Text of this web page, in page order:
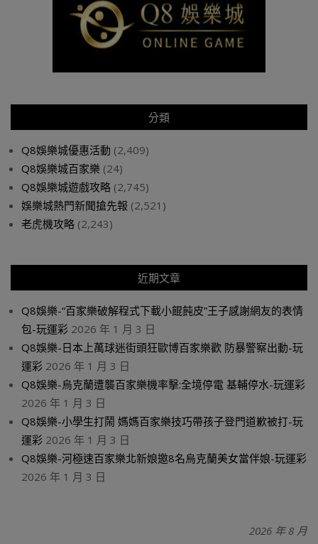
分類
Q8娛樂城優惠活動 (2,409)
Q8娛樂城百家樂 (24)
Q8娛樂城遊戲攻略 (2,745)
娛樂城熱門新聞搶先報 (2,521)
老虎機攻略 (2,243)
近期文章
Q8娛樂-“百家樂破解程式下載小餛飩皮”王子感謝網友的表情
包-玩運彩 2026 年 1 月 3 日
Q8娛樂-日本上萬球迷街頭狂歐博百家樂歡 防暴警察出動-玩
運彩 2026 年 1 月 3 日
Q8娛樂-烏克蘭遭襲百家樂機率擊:全境停電 基輔停水-玩運彩
2026 年 1 月 3 日
Q8娛樂-小學生打鬧 媽媽百家樂技巧帶孩子登門道歉被打-玩
運彩 2026 年 1 月 3 日
Q8娛樂-河極速百家樂北新娘邀8名烏克蘭美女當伴娘-玩運彩
2026 年 1 月 3 日
2026 年 8 月